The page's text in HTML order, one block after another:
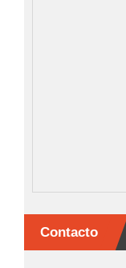
Contacto